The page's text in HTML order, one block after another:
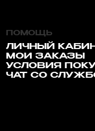
ПОМОЩЬ
ЛИЧНЫЙ
МОИ ЗАКАЗЫ
УСЛОВИЯ
ЧАТ СО